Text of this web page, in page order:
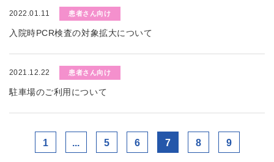
2022.01.11 患者さん向け
入院時PCR検査の対象拡大について
2021.12.22 患者さん向け
駐車場のご利用について
1 ... 5 6 7 8 9